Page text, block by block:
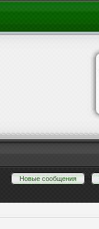
Новые сообщения ·